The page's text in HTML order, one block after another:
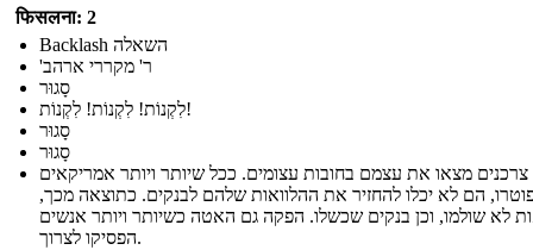
फिसलना: 2
Backlash השאלה
'ר' מקררי ארהב
סָגוּר
לִקְנוֹת! לִקְנוֹת! לִקְנוֹת!
סָגוּר
סָגוּר
צרכנים מצאו את עצמם בחובות עצומים. ככל שיותר ויותר אמריקאים
הם לא יכלו להחזיר את ההלוואות שלהם לבנקים. כתוצאה מכך,
לא שולמו, וכן בנקים שכשלו. הפקה גם האטה כשיותר ויותר אנשים
הפסיקו לצרוך.